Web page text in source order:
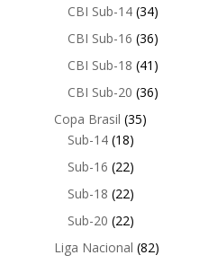
CBI Sub-14(34)
CBI Sub-16 (36)
CBI Sub-18 (41)
CBI Sub-20 (36)
Copa Brasil (35)
Sub-14(18)
Sub-16 (22)
Sub-18 (22)
Sub-20 (22)
Liga Nacional (82)